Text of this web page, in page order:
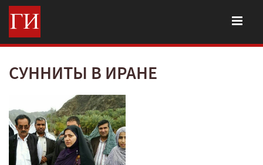
СУННИТЫ В ИРАНЕ